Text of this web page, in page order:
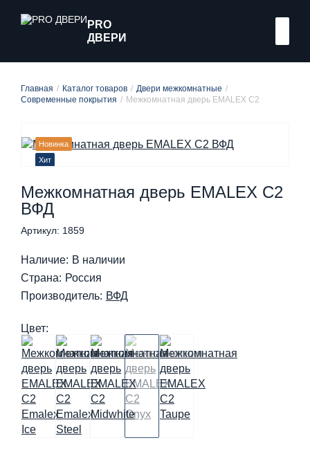
PRO
ДВЕРИ
Главная Каталог товаров
Двери межкомнатные
Современные покрытия
Межкомнатная дверь EMALEX C2
Новинка
Хит
Межкомнатная дверь EMALEX C2
ВФД
Артикул: 1859
Наличие: В наличии
Страна: Россия
Производитель: ВФД
Цвет: